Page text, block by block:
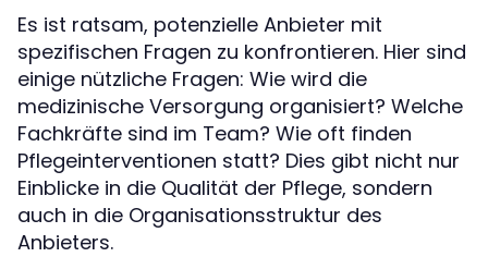
Es ist ratsam, potenzielle Anbieter mit
spezifischen Fragen zu konfrontieren. Hier sind
einige nützliche Fragen: Wie wird die
medizinische Versorgung organisiert? Welche
Fachkräfte sind im Team? Wie oft finden
Pflegeinterventionen statt? Dies gibt nicht nur
Einblicke in die Qualität der Pflege, sondern
auch in die Organisationsstruktur des
Anbieters.